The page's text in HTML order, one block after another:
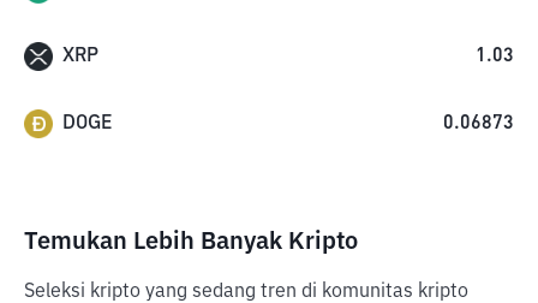
XRP 1.03
DOGE 0.06873
Temukan Lebih Banyak Kripto
Seleksi kripto yang sedang tren di komunitas kripto